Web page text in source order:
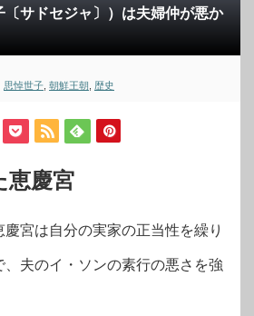
〔サドセジャ〕）は夫婦仲が悪か
思悼世子 朝鮮王朝 歴史
恵慶宮
慶宮は自分の実家の正当性を繰り
夫のイ・ソンの素行の悪さを強